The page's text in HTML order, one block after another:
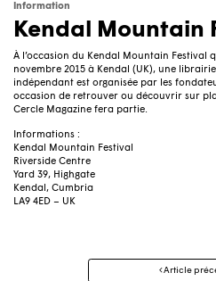
Information
Kendal Mountain
À l’occasion du Kendal Mountain Festival
novembre 2015 à Kendal (UK), une
indépendant est organisée par les
occasion de retrouver ou découvrir sur
Cercle Magazine fera partie.
Informations :
Kendal Mountain Festival
Riverside Centre
Yard 39, Highgate
Kendal, Cumbria
LA9 4ED – UK
Navigation
Article